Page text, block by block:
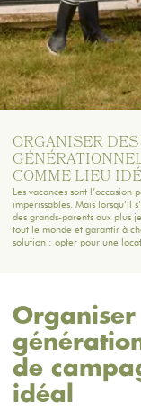
ORGANISER
COMME LIEU
Les vacances sont
impérissables. Mais lorsqu’il
des grands-parents aux plus
tout le monde et garantir à
solution : opter pour une
Organiser
de
idéal